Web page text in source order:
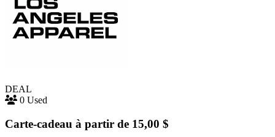
DEAL
0 Used
Carte-cadeau à partir de 15,00 $